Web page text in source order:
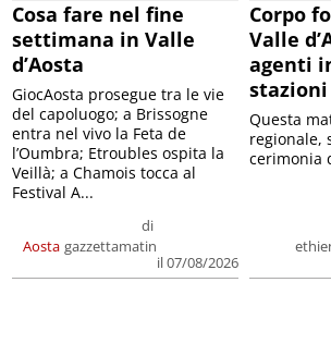
Cosa fare nel fine
settimana in Valle
d’Aosta
Aosta
di
gazzettamatin
il 07/08/2026
GiocAosta prosegue tra le vie
del capoluogo; a Brissogne
entra nel vivo la Feta de
l’Oumbra; Etroubles ospita la
Veillà; a Chamois tocca al
Festival A...
Corpo
Valle
agenti
stazioni
Questa
regionale,
cerimonia